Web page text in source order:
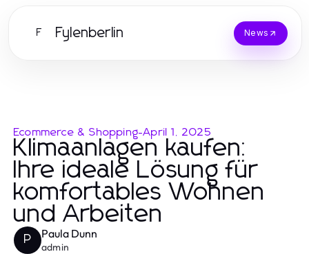
F Fylenberlin News
Ecommerce & Shopping-April 1, 2025
Klimaanlagen kaufen:
Ihre ideale Lösung für
komfortables Wohnen
und Arbeiten
P Paula Dunn
admin